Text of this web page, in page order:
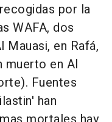
por la
WAFA, dos
en Rafá,
muerto en Al
Fuentes
han